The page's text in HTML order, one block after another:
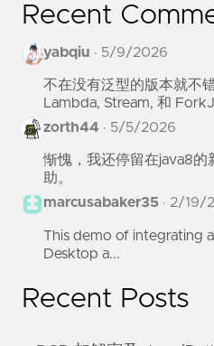
Recent
yabqiu · 5/9/2026
不在没有泛型的版本就不
Lambda, Stream, 和
zorth44 · 5/5/2026
惭愧，我还停留在java8的
助。
marcusabaker35 · 2/19/
This demo of integrating
Desktop a...
Recent Posts